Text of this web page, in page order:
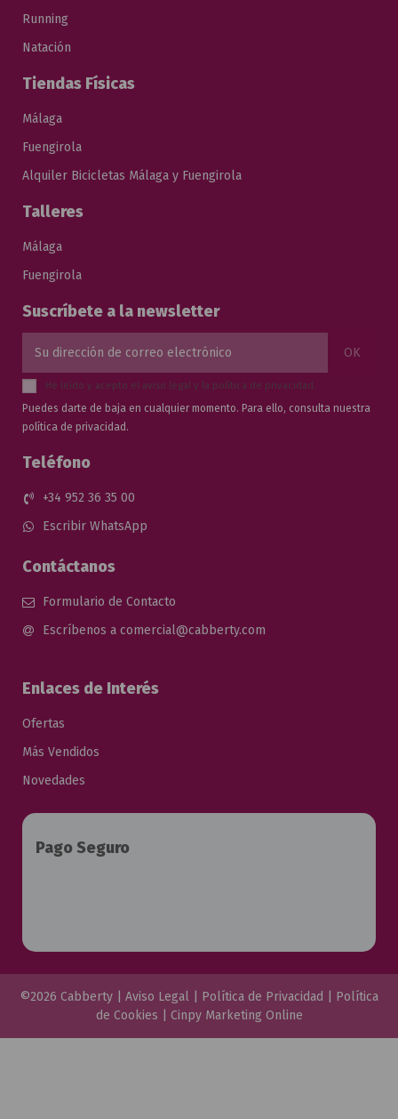
Running
Natación
Tiendas Físicas
Málaga
Fuengirola
Alquiler Bicicletas Málaga y Fuengirola
Talleres
Málaga
Fuengirola
Suscríbete a la newsletter
He leído y acepto el aviso legal y la política de privacidad .
Puedes darte de baja en cualquier momento. Para ello, consulta nuestra
política de privacidad.
Teléfono
+34 952 36 35 00
Escribir WhatsApp
Contáctanos
Formulario de Contacto
Escríbenos a comercial@cabberty.com
Enlaces de Interés
Ofertas
Más Vendidos
Novedades
Pago Seguro
©2026 Cabberty | Aviso Legal Política de Privacidad
Política
de Cookies
Cinpy Marketing Online